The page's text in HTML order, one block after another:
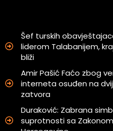
Šef turskih
liderom Talabanijem,
bliži
Amir Pašić Faćo zbog
interneta osuđen na
zatvora
Duraković: Zabrana
suprotnosti sa